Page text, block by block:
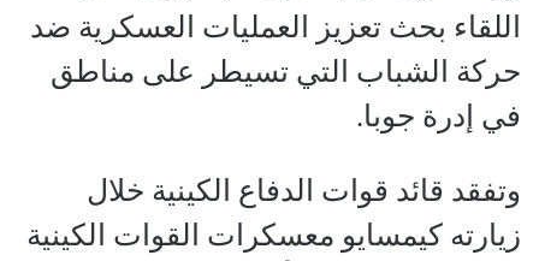
اللقاء بحث تعزيز العمليات العسكرية ضد
حركة الشباب التي تسيطر على مناطق
في إدرة جوبا.
وتفقد قائد قوات الدفاع الكينية خلال
زيارته كيمسايو معسكرات القوات الكينية